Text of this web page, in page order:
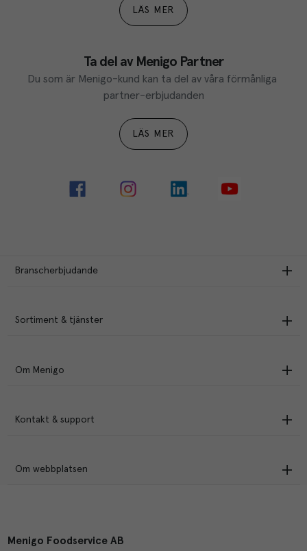
LÄS MER
Ta del av Menigo Partner
Du som är Menigo-kund kan ta del av våra förmånliga
partner-erbjudanden
LÄS MER
Branscherbjudande
Sortiment & tjänster
Om Menigo
Kontakt & support
Om webbplatsen
Menigo Foodservice AB